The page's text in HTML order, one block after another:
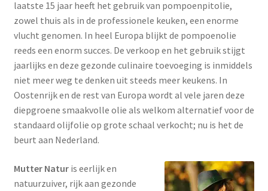
laatste 15 jaar heeft het gebruik van pompoenpitolie,
zowel thuis als in de professionele keuken, een enorme
vlucht genomen. In heel Europa blijkt de pompoenolie
reeds een enorm succes. De verkoop en het gebruik stijgt
jaarlijks en deze gezonde culinaire toevoeging is inmiddels
niet meer weg te denken uit steeds meer keukens. In
Oostenrijk en de rest van Europa wordt al vele jaren deze
diepgroene smaakvolle olie als welkom alternatief voor de
standaard olijfolie op grote schaal verkocht; nu is het de
beurt aan Nederland.
Mutter Naturis eerlijk en
natuurzuiver, rijk aan gezonde